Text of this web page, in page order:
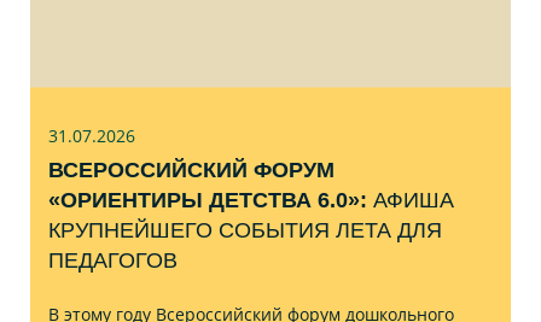
31.07.2026
ВСЕРОССИЙСКИЙ ФОРУМ
«ОРИЕНТИРЫ ДЕТСТВА 6.0»: АФИША
КРУПНЕЙШЕГО СОБЫТИЯ ЛЕТА ДЛЯ
ПЕДАГОГОВ
В этому году Всероссийский форум дошкольного